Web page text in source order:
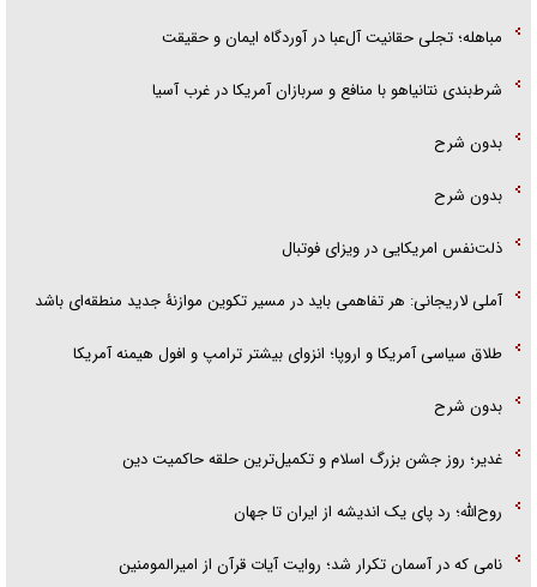
مباهله؛ تجلی حقانیت آل‌عبا در آوردگاه ایمان و حقیقت
شرط‌بندی نتانیاهو با منافع و سربازان آمریکا در غرب آسیا
بدون شرح
بدون شرح
ذلت‌نفس امریکایی در ویزای فوتبال
آملی لاریجانی: هر تفاهمی باید در مسیر تکوین موازنۀ جدید منطقه‌ای باشد
طلاق سیاسی آمریکا و اروپا؛ انزوای بیشتر ترامپ و افول هیمنه آمریکا
بدون شرح
غدیر؛ روز جشن بزرگ اسلام و تکمیل‌ترین حلقه حاکمیت دین
روح‌الله؛ رد پای یک اندیشه از ایران تا جهان
نامی که در آسمان تکرار شد؛ روایت آیات قرآن از امیرالمومنین